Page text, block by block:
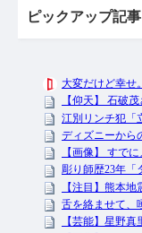
ピックアップ記事